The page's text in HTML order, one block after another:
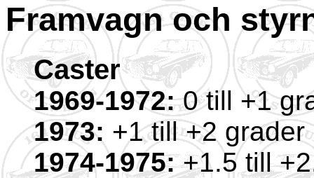
Framvagn och
Caster
1969-1972:0 till +1
1973: +1 till +2 grader
1974-1975:+1.5 till